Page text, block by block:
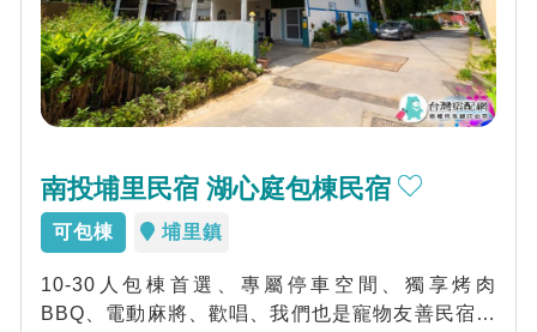
南投埔里民宿 湖心庭包棟民宿
可包棟 埔里鎮
10-30人包棟首選、專屬停車空間、獨享烤肉
BBQ、電動麻將、歡唱、我們也是寵物友善民宿唷